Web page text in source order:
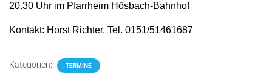
20.30 Uhr im Pfarrheim Hösbach-Bahnhof
Kontakt: Horst Richter, Tel. 0151/51461687
Kategorien: TERMINE